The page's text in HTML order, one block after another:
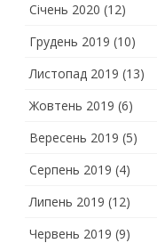
Січень 2020 (12)
Грудень 2019 (10)
Листопад 2019 (13)
Жовтень 2019 (6)
Вересень 2019 (5)
Серпень 2019 (4)
Липень 2019 (12)
Червень 2019 (9)